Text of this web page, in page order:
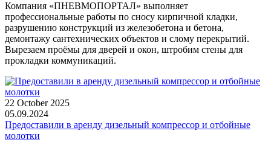
Компания «ПНЕВМОПОРТАЛ» выполняет
профессиональные работы по сносу кирпичной кладки,
разрушению конструкций из железобетона и бетона,
демонтажу сантехнических объектов и слому перекрытий.
Вырезаем проёмы для дверей и окон, штробим стены для
прокладки коммуникаций.
22 October 2025
05.09.2024
Предоставили в аренду дизельный компрессор и отбойные
молотки​​​​​​​